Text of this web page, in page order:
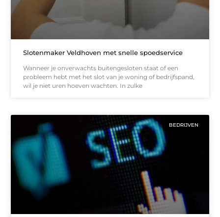
Slotenmaker Veldhoven met snelle spoedservice
Wanneer je onverwachts buitengesloten staat of een
probleem hebt met het slot van je woning of bedrijfspand,
wil je niet uren hoeven wachten. In zulke
BEDRIJVEN